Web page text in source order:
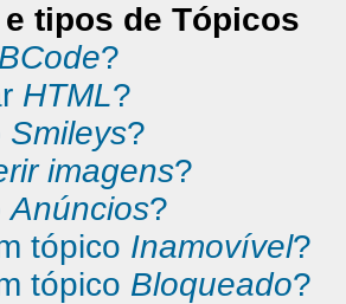
tipos de Tópicos
?
HTML?
Smileys?
imagens?
Anúncios?
tópico Inamovível?
tópico Bloqueado?